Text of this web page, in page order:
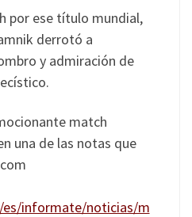
por ese título mundial,
derrotó a
y admiración de
match
una de las notas que
es/informate/noticias/m